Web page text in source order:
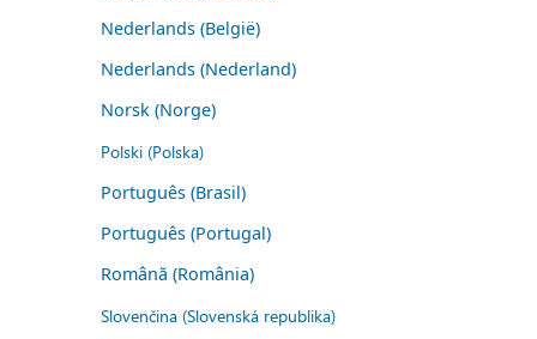
Nederlands (België)
Nederlands (Nederland)
Norsk (Norge)
Polski (Polska)
Português (Brasil)
Português (Portugal)
Română (România)
Slovenčina (Slovenská republika)